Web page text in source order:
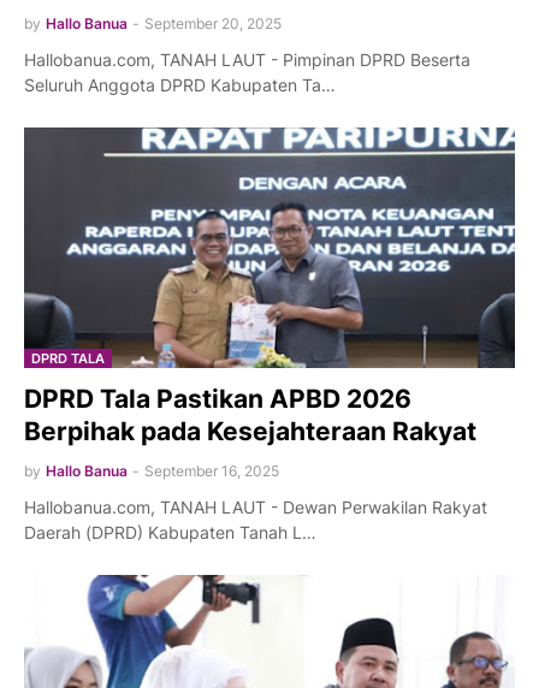
by Hallo Banua - September 20, 2025
Hallobanua.com, TANAH LAUT - Pimpinan DPRD Beserta
Seluruh Anggota DPRD Kabupaten Ta…
DPRD TALA
DPRD Tala Pastikan APBD 2026
Berpihak pada Kesejahteraan Rakyat
by Hallo Banua - September 16, 2025
Hallobanua.com, TANAH LAUT - Dewan Perwakilan Rakyat
Daerah (DPRD) Kabupaten Tanah L…